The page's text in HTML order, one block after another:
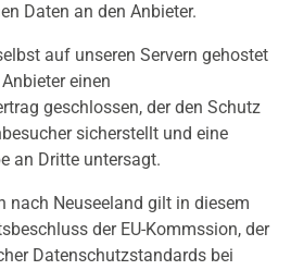
Daten an den Anbieter.
auf unseren Servern gehostet
einen
geschlossen, der den Schutz
sicherstellt und eine
an Dritte untersagt.
nach Neuseeland gilt in diesem
der EU-Kommssion, der
Datenschutzstandards bei